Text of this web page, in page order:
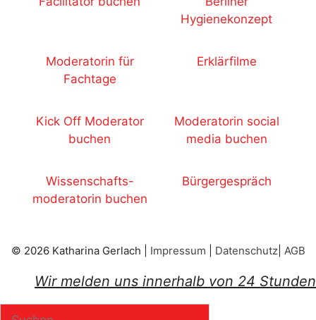
Hygienekonzept
Moderatorin für
Fachtage
Erklärfilme
Kick Off Moderator
buchen
Moderatorin social
media buchen
Wissenschafts-
moderatorin buchen
Bürgergespräch
© 2026 Katharina Gerlach | Impressum Datenschutz| AGB
Wir melden uns innerhalb von 24 Stunden